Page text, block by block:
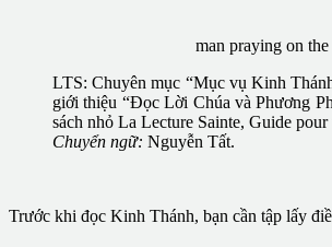
man praying on
LTS: Chuyên mục “Mục vụ Kinh
giới thiệu “Đọc Lời Chúa và Phương
sách nhỏ La Lecture Sainte, Guide
Chuyển ngữ: Nguyễn Tất.
Trước khi đọc Kinh Thánh, bạn cần tập lấy